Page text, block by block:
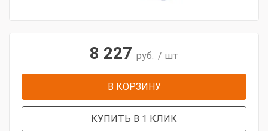
8 227 руб. / шт
В КОРЗИНУ
КУПИТЬ В 1 КЛИК